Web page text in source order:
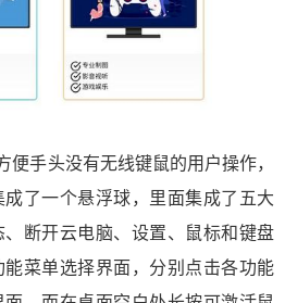
便手头没有无线键鼠的用户操作，
了一个悬浮球，里面集成了五大
断开云电脑、设置、鼠标和键盘
菜单选择界面，分别点击各功能